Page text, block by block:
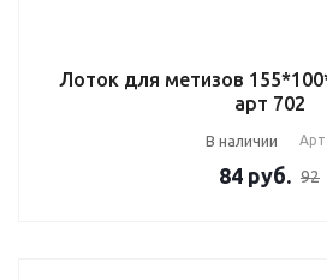
Лоток для метизов
арт 702
В наличии Арт.
84 руб. 92